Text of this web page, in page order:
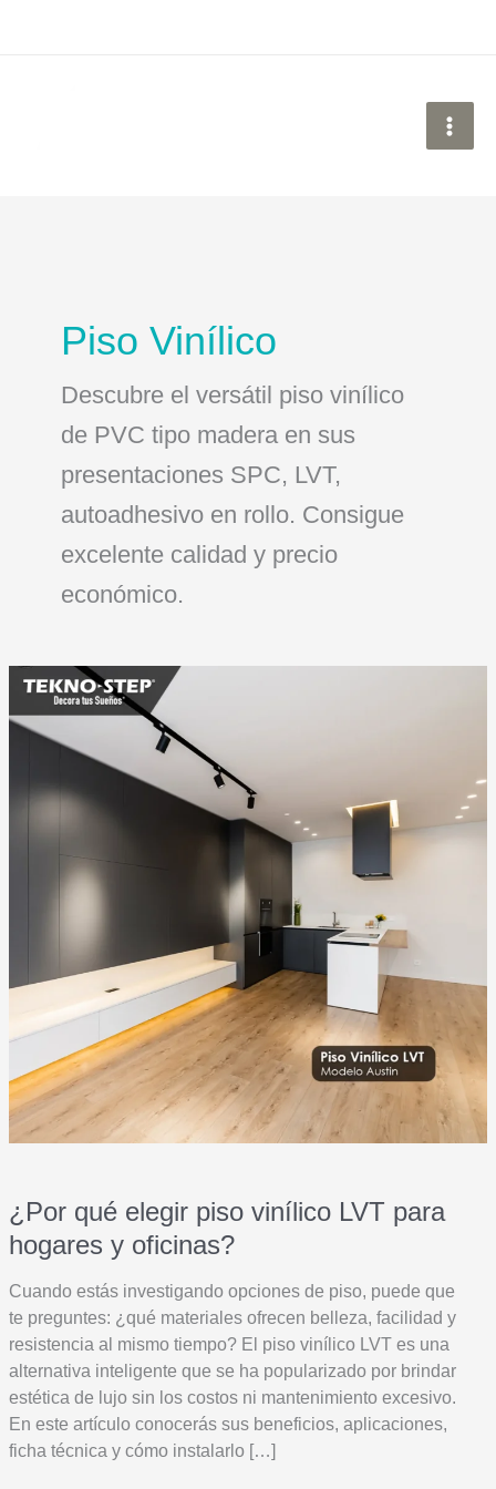
Piso Vinílico
Descubre el versátil piso vinílico
de PVC tipo madera en sus
presentaciones SPC, LVT,
autoadhesivo en rollo. Consigue
excelente calidad y precio
económico.
¿Por qué elegir piso vinílico LVT para
hogares y oficinas?
Cuando estás investigando opciones de piso, puede que
te preguntes: ¿qué materiales ofrecen belleza, facilidad y
resistencia al mismo tiempo? El piso vinílico LVT es una
alternativa inteligente que se ha popularizado por brindar
estética de lujo sin los costos ni mantenimiento excesivo.
En este artículo conocerás sus beneficios, aplicaciones,
ficha técnica y cómo instalarlo […]